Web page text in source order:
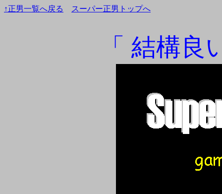
↑正男一覧へ戻る スーパー正男トップへ
「 結構